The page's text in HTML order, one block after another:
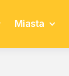
Miasta